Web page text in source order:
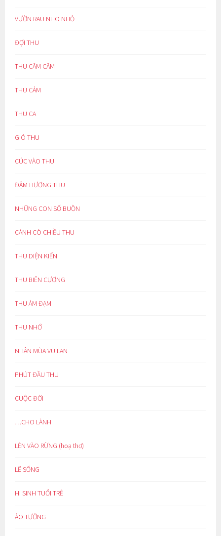
VƯỜN RAU NHO NHỎ
ĐỢI THU
THU CĂM CĂM
THU CẢM
THU CA
GIÓ THU
CÚC VÀO THU
ĐẬM HƯƠNG THU
NHỮNG CON SỐ BUỒN
CÁNH CÒ CHIỀU THU
THU DIỆN KIẾN
THU BIÊN CƯƠNG
THU ẢM ĐẠM
THU NHỚ
NHÂN MÙA VU LAN
PHÚT ĐẦU THU
CUỘC ĐỜI
…CHO LÀNH
LẺN VÀO RỪNG (hoạ thơ)
LẼ SỐNG
HI SINH TUỔI TRẺ
ẢO TƯỞNG